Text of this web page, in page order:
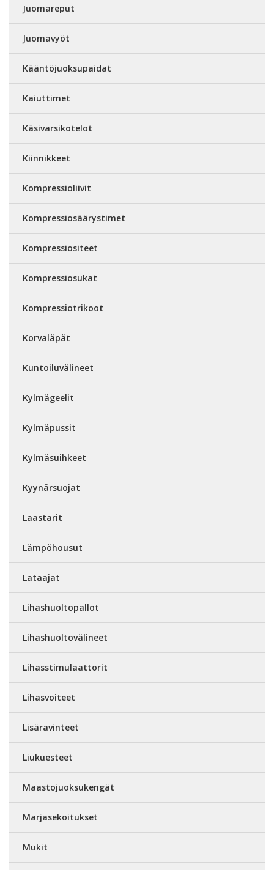
Juomareput
Juomavyöt
Kääntöjuoksupaidat
Kaiuttimet
Käsivarsikotelot
Kiinnikkeet
Kompressioliivit
Kompressiosäärystimet
Kompressiositeet
Kompressiosukat
Kompressiotrikoot
Korvaläpät
Kuntoiluvälineet
Kylmägeelit
Kylmäpussit
Kylmäsuihkeet
Kyynärsuojat
Laastarit
Lämpöhousut
Lataajat
Lihashuoltopallot
Lihashuoltovälineet
Lihasstimulaattorit
Lihasvoiteet
Lisäravinteet
Liukuesteet
Maastojuoksukengät
Marjasekoitukset
Mukit